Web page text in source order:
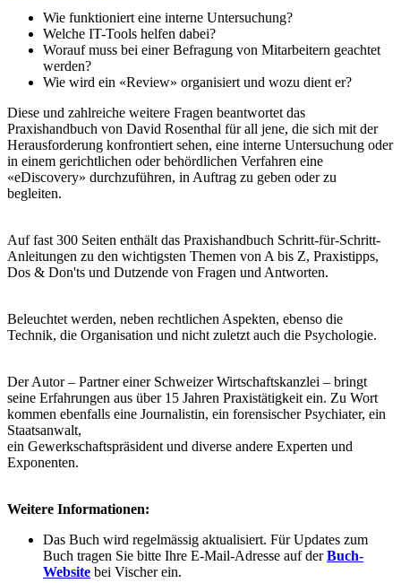
Wie funktioniert eine interne Untersuchung?
Welche IT-Tools helfen dabei?
Worauf muss bei einer Befragung von Mitarbeitern geachtet
werden?
Wie wird ein «Review» organisiert und wozu dient er?
Diese und zahlreiche weitere Fragen beantwortet das
Praxishandbuch von David Rosenthal für all jene, die sich mit der
Herausforderung konfrontiert sehen, eine interne Untersuchung oder
in einem gerichtlichen oder behördlichen Verfahren eine
«eDiscovery» durchzuführen, in Auftrag zu geben oder zu
begleiten.
Auf fast 300 Seiten enthält das Praxishandbuch Schritt-für-Schritt-
Anleitungen zu den wichtigsten Themen von A bis Z, Praxistipps,
Dos & Don'ts und Dutzende von Fragen und Antworten.
Beleuchtet werden, neben rechtlichen Aspekten, ebenso die
Technik, die Organisation und nicht zuletzt auch die Psychologie.
Der Autor – Partner einer Schweizer Wirtschaftskanzlei – bringt
seine Erfahrungen aus über 15 Jahren Praxistätigkeit ein. Zu Wort
kommen ebenfalls eine Journalistin, ein forensischer Psychiater, ein
Staatsanwalt,
ein Gewerkschaftspräsident und diverse andere Experten und
Exponenten.
Weitere Informationen:
Das Buch wird regelmässig aktualisiert. Für Updates zum
Buch tragen Sie bitte Ihre E-Mail-Adresse auf derBuch-
Website bei Vischer ein.